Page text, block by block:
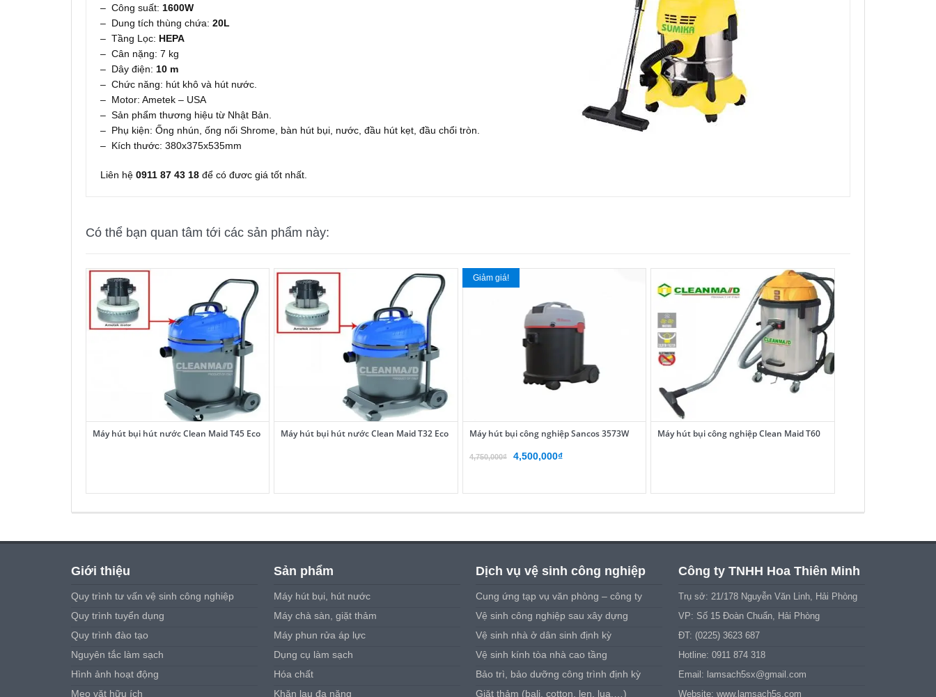
– Công suất: 1600W
– Dung tích thùng chứa: 20L
– Tầng Lọc: HEPA
– Cân nặng: 7 kg
– Dây điện: 10 m
– Chức năng: hút khô và hút nước.
– Motor: Ametek – USA
– Sản phẩm thương hiệu từ Nhật Bản.
– Phụ kiện: Ống nhún, ống nối Shrome, bàn hút bụi, nước, đầu hút kẹt, đầu chổi tròn.
– Kích thước: 380x375x535mm
Liên hệ 0911 87 43 18 để có đươc giá tốt nhất.
Có thể bạn quan tâm tới các sản phẩm này:
Máy hút bụi hút nước Clean Maid T45 Eco Máy hút bụi hút nước Clean Maid T32 Eco
Giảm giá!
Máy hút bụi công nghiệp Sancos 3573W
4,750,000₫
Giá
4,500,000₫Giá
4,500,000₫.
Máy hút bụi công nghiệp Clean Maid T60
Giới thiệu
Quy trình tư vấn vệ sinh công nghiệp
Quy trình tuyển dụng
Quy trình đào tạo
Nguyên tắc làm sạch
Hình ảnh hoạt động
Mẹo vặt hữu ích
Sản phẩm
Máy hút bụi, hút nước
Máy chà sàn, giặt thảm
Máy phun rửa áp lực
Dụng cụ làm sạch
Hóa chất
Khăn lau đa năng
Dịch vụ vệ sinh công nghiệp
Cung ứng tạp vụ văn phòng – công ty
Vệ sinh công nghiệp sau xây dựng
Vệ sinh nhà ở dân sinh định kỳ
Vệ sinh kính tòa nhà cao tầng
Bảo trì, bảo dưỡng công trình định kỳ
Giặt thảm (bali, cotton, len, lụa,…)
Công ty TNHH Hoa Thiên Minh
Trụ sở: 21/178 Nguyễn Văn Linh, Hải Phòng
VP: Số 15 Đoàn Chuẩn, Hải Phòng
ĐT: (0225) 3623 687
Hotline: 0911 874 318
Email: lamsach5sx@gmail.com
Website: www.lamsach5s.com